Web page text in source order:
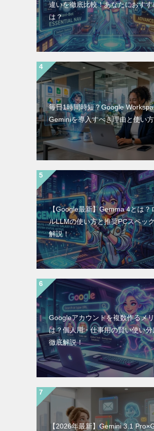
違いを徹底比較！あなたにおす
は？
毎日1時間時短？Google
Geminiを導入すべき理由と使い方
【Google最新】Gemma 4とは？
ルLLMの使い方と推奨PCスペッ
解説！
Googleアカウントを複数作るメ
は？個人用・仕事用の賢い使い分
徹底解説！
【2026年最新】Gemini 3.1